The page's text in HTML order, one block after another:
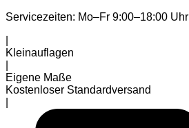
Servicezeiten: Mo–Fr 9:00–18:00 Uhr
Kleinauflagen
Eigene Maße
Kostenloser Standardversand